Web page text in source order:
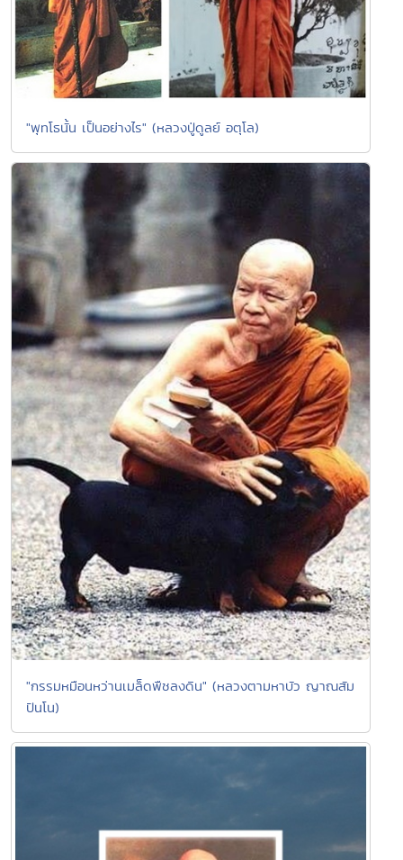
"พุทโธนั้น เป็นอย่างไร" (หลวงปู่ดูลย์ อตุโล)
"กรรมหมือนหว่านเมล็ดพืชลงดิน" (หลวงตามหาบัว ญาณสัม
ปันโน)